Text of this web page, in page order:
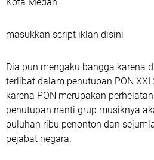
masukkan script iklan disini
Dia pun mengaku bangga karena
terlibat dalam penutupan PON
karena PON merupakan
penutupan nanti grup musiknya
puluhan ribu penonton dan
pejabat negara.